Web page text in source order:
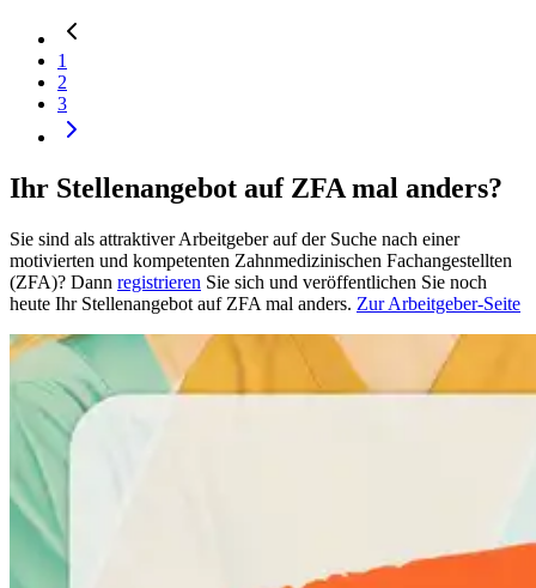
1
2
3
Ihr Stellenangebot auf ZFA mal anders?
Sie sind als attraktiver Arbeitgeber auf der Suche nach einer
motivierten und kompetenten Zahnmedizinischen Fachangestellten
(ZFA)? Dann registrieren Sie sich und veröffentlichen Sie noch
heute Ihr Stellenangebot auf ZFA mal anders. Zur Arbeitgeber-Seite